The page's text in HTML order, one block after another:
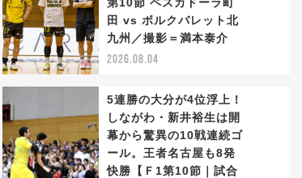
田 vs ボルクバレット北
九州／撮影＝満本泰介
2026.08.04
5連勝の大分が4位浮上！
しながわ・新井裕生は開
幕から驚異の10戦連続ゴ
ール。王者名古屋も8発
快勝【Ｆ1第10節｜試合